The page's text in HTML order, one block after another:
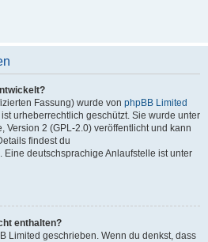
Fassung) wurde von phpBB Limited
urheberrechtlich geschützt. Sie wurde unter
Version 2 (GPL-2.0) veröffentlicht und kann
findest du
. Eine deutschsprachige Anlaufstelle ist unter
enthalten?
Limited geschrieben. Wenn du denkst, dass